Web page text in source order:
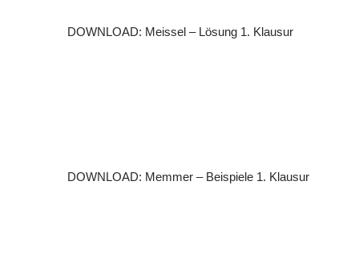
DOWNLOAD: Meissel – Lösung 1. Klausur
DOWNLOAD: Memmer – Beispiele 1. Klausur